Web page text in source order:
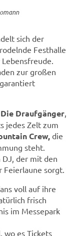
sich der
Festhalle
zur großen
Die Draufgänger
jedes Zelt zum
Crew, die
steht.
DJ, der mit den
sorgt.
voll auf ihre
frisch
im Messepark
wo es Tickets